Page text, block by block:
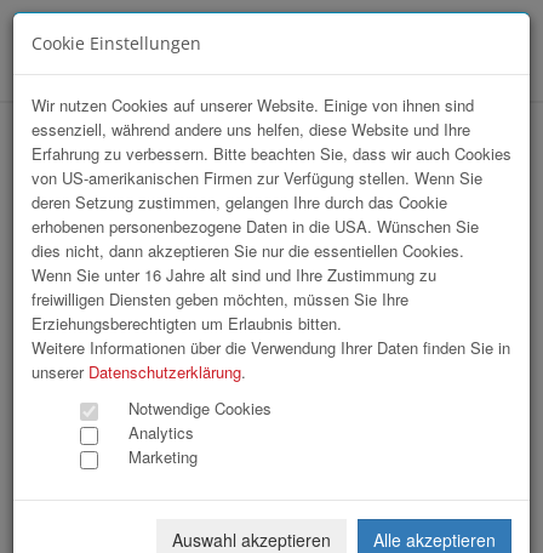
hr-Lounge Mitte zu Gast bei starlim
sterner
Cookie Einstellungen
Wir nutzen Cookies auf unserer Website. Einige von ihnen sind
essenziell, während andere uns helfen, diese Website und Ihre
Erfahrung zu verbessern. Bitte beachten Sie, dass wir auch Cookies
von US-amerikanischen Firmen zur Verfügung stellen. Wenn Sie
deren Setzung zustimmen, gelangen Ihre durch das Cookie
erhobenen personenbezogene Daten in die USA. Wünschen Sie
dies nicht, dann akzeptieren Sie nur die essentiellen Cookies.
Wenn Sie unter 16 Jahre alt sind und Ihre Zustimmung zu
freiwilligen Diensten geben möchten, müssen Sie Ihre
Erziehungsberechtigten um Erlaubnis bitten.
Weitere Informationen über die Verwendung Ihrer Daten finden Sie in
unserer Datenschutzerklärung.
Notwendige Cookies
Analytics
Marketing
Auswahl akzeptieren Alle akzeptieren